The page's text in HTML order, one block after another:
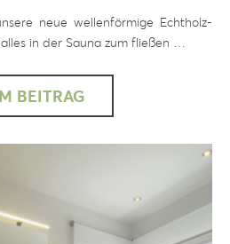
neue wellenförmige Echtholz-
in der Sauna zum fließen …
BEITRAG